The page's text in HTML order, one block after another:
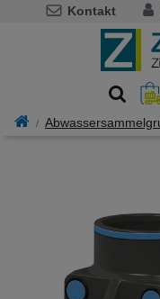
Kontakt